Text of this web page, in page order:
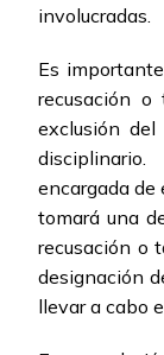
involucradas.
Es
recusación
exclusión del
encargada de
tomará una
recusación o
designación
llevar a cabo